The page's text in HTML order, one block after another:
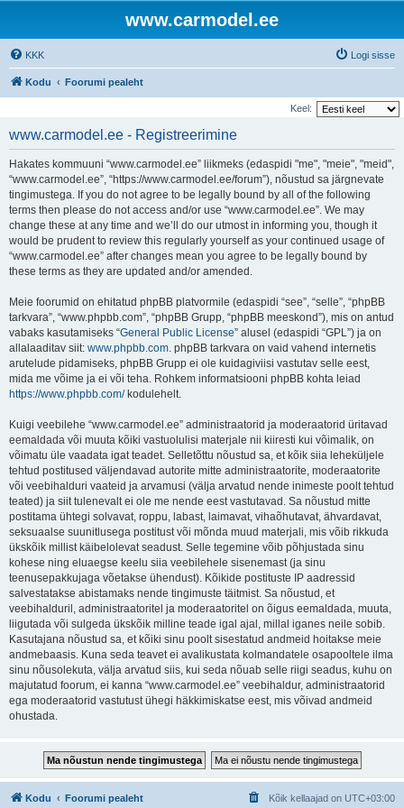
www.carmodel.ee
KKK Logi sisse
Kodu Foorumi pealeht
Keel:
www.carmodel.ee - Registreerimine
Hakates kommuuni “www.carmodel.ee” liikmeks (edaspidi "me", "meie", "meid",
“www.carmodel.ee”, “https://www.carmodel.ee/forum”), nõustud sa järgnevate
tingimustega. If you do not agree to be legally bound by all of the following
terms then please do not access and/or use “www.carmodel.ee”. We may
change these at any time and we’ll do our utmost in informing you, though it
would be prudent to review this regularly yourself as your continued usage of
“www.carmodel.ee” after changes mean you agree to be legally bound by
these terms as they are updated and/or amended.
Meie foorumid on ehitatud phpBB platvormile (edaspidi “see”, “selle”, “phpBB
tarkvara”, “www.phpbb.com”, “phpBB Grupp, “phpBB meeskond”), mis on antud
vabaks kasutamiseks “General Public License” alusel (edaspidi “GPL”) ja on
allalaaditav siit: www.phpbb.com. phpBB tarkvara on vaid vahend internetis
arutelude pidamiseks, phpBB Grupp ei ole kuidagiviisi vastutav selle eest,
mida me võime ja ei või teha. Rohkem informatsiooni phpBB kohta leiad
https://www.phpbb.com/kodulehelt.
Kuigi veebilehe “www.carmodel.ee” administraatorid ja moderaatorid üritavad
eemaldada või muuta kõiki vastuolulisi materjale nii kiiresti kui võimalik, on
võimatu üle vaadata igat teadet. Selletõttu nõustud sa, et kõik siia leheküljele
tehtud postitused väljendavad autorite mitte administraatorite, moderaatorite
või veebihalduri vaateid ja arvamusi (välja arvatud nende inimeste poolt tehtud
teated) ja siit tulenevalt ei ole me nende eest vastutavad. Sa nõustud mitte
postitama ühtegi solvavat, roppu, labast, laimavat, vihaõhutavat, ähvardavat,
seksuaalse suunitlusega postitust või mõnda muud materjali, mis võib rikkuda
ükskõik millist käibelolevat seadust. Selle tegemine võib põhjustada sinu
kohese ning eluaegse keelu siia veebilehele sisenemast (ja sinu
teenusepakkujaga võetakse ühendust). Kõikide postituste IP aadressid
salvestatakse abistamaks nende tingimuste täitmist. Sa nõustud, et
veebihalduril, administraatoritel ja moderaatoritel on õigus eemaldada, muuta,
liigutada või sulgeda ükskõik milline teade igal ajal, millal iganes neile sobib.
Kasutajana nõustud sa, et kõiki sinu poolt sisestatud andmeid hoitakse meie
andmebaasis. Kuna seda teavet ei avalikustata kolmandatele osapooltele ilma
sinu nõusolekuta, välja arvatud siis, kui seda nõuab selle riigi seadus, kuhu on
majutatud foorum, ei kanna “www.carmodel.ee” veebihaldur, administraatorid
ega moderaatorid vastutust ühegi häkkimiskatse eest, mis võivad andmeid
ohustada.
Kodu Foorumi pealeht Kõik kellaajad on UTC+03:00